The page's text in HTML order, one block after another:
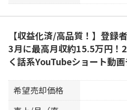
【収益化済/高品質！】登録
3月に最高月収約15.5万円！
く話系YouTubeショート動
希望売却価格